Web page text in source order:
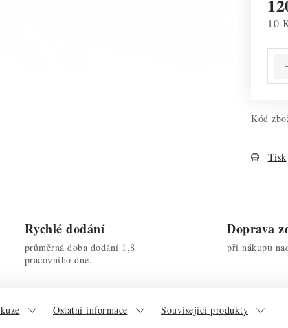
10
Kód
Tisk
Rychlé dodání
průměrná doba dodání 1,8
pracovního dne.
Doprava
při nákupu
Ostatní informace Související produkty